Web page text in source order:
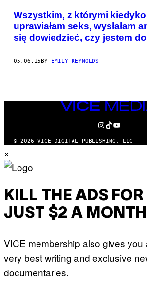
POSTS
BY
THIS
AUTHOR
Wszystkim, z którymi
uprawiałam seks, wysłałam
się dowiedzieć, czy jestem
05.06.15BY EMILY REYNOLDS
VICE
MEDIA
INSTAGRAM
TIKTOK
YOUTUBE
© 2026 VICE DIGITAL PUBLISHING, LLC
×
KILL THE ADS FOR
JUST $2 A MONTH
VICE membership also gives you
very best writing and exclusive
documentaries.